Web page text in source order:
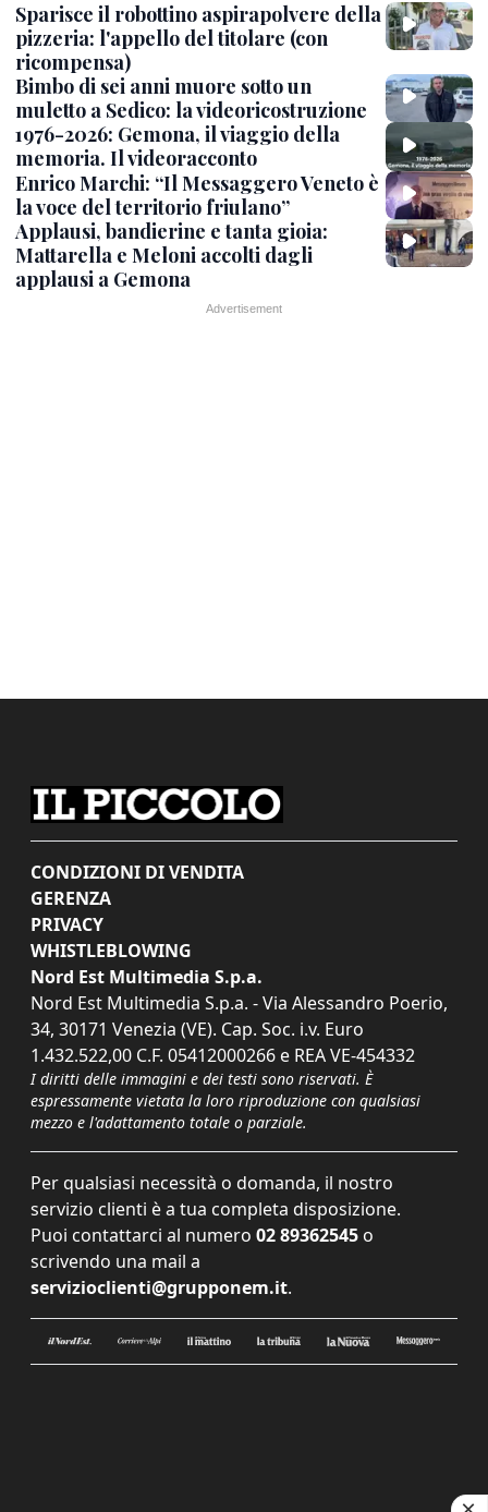
Sparisce il robottino aspirapolvere della
pizzeria: l'appello del titolare (con
ricompensa)
Bimbo di sei anni muore sotto un
muletto a Sedico: la videoricostruzione
1976-2026: Gemona, il viaggio della
memoria. Il videoracconto
Enrico Marchi: “Il Messaggero Veneto è
la voce del territorio friulano”
Applausi, bandierine e tanta gioia:
Mattarella e Meloni accolti dagli
applausi a Gemona
CONDIZIONI DI VENDITA
GERENZA
PRIVACY
WHISTLEBLOWING
Nord Est Multimedia S.p.a.
Nord Est Multimedia S.p.a. - Via Alessandro Poerio,
34, 30171 Venezia (VE). Cap. Soc. i.v. Euro
1.432.522,00 C.F. 05412000266 e REA VE-454332
I diritti delle immagini e dei testi sono riservati. È
espressamente vietata la loro riproduzione con qualsiasi
mezzo e l'adattamento totale o parziale.
Per qualsiasi necessità o domanda, il nostro
servizio clienti è a tua completa disposizione.
Puoi contattarci al numero 02 89362545 o
scrivendo una mail a
servizioclienti@grupponem.it.